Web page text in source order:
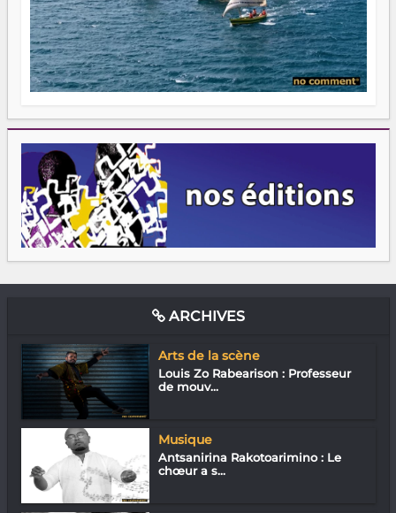
ARCHIVES
Arts de la scène
Louis Zo Rabearison : Professeur
de mouv...
Musique
Antsanirina Rakotoarimino : Le
chœur a s...